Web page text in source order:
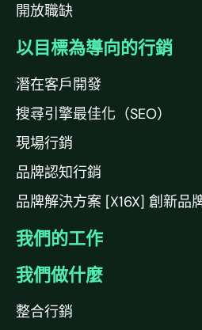
開放職缺
以目標為導向的行銷
潛在客戶開發
搜尋引擎最佳化（SEO）
現場行銷
品牌認知行銷
品牌解決方案 [X16X] 創新品
我們的工作
我們做什麼
整合行銷